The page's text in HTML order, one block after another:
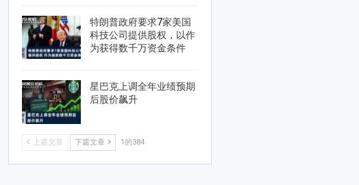
特朗普政府要求7家美国
科技公司提供股权，以作
为获得数千万资金条件
星巴克上调全年业绩预期
后股价飙升
上篇文章 下篇文章 1的384